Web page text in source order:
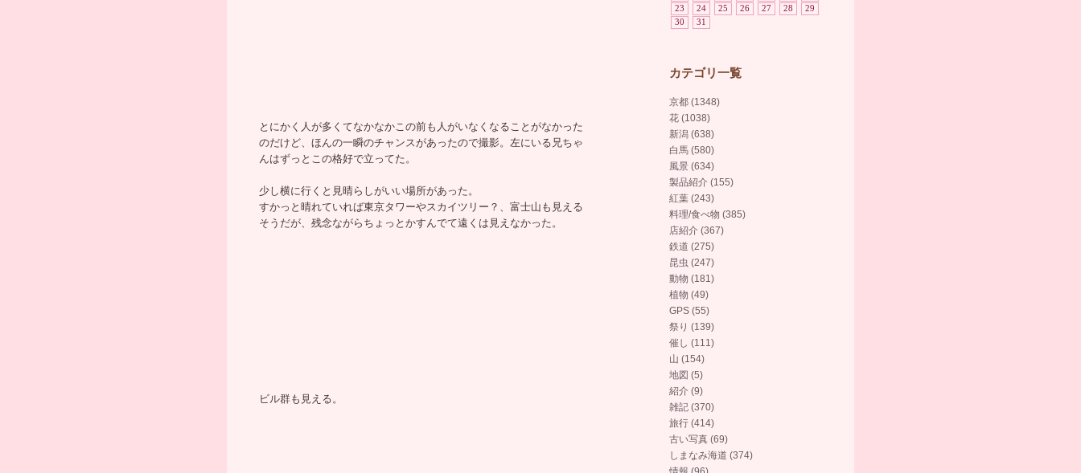
とにかく人が多くてなかなかこの前も人がいなくなることがなかった
のだけど、ほんの一瞬のチャンスがあったので撮影。左にいる兄ちゃ
んはずっとこの格好で立ってた。
少し横に行くと見晴らしがいい場所があった。
すかっと晴れていれば東京タワーやスカイツリー？、富士山も見える
そうだが、残念ながらちょっとかすんでて遠くは見えなかった。
ビル群も見える。
23
24 25 26 27 28
29
30
31
カテゴリ一覧
京都 (1348)
花 (1038)
新潟 (638)
白馬 (580)
風景 (634)
製品紹介 (155)
紅葉 (243)
料理/食べ物 (385)
店紹介 (367)
鉄道 (275)
昆虫 (247)
動物 (181)
植物 (49)
GPS (55)
祭り (139)
催し (111)
山 (154)
地図 (5)
紹介 (9)
雑記 (370)
旅行 (414)
古い写真 (69)
しまなみ海道 (374)